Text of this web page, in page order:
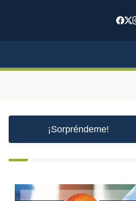
¡Sorpréndeme!